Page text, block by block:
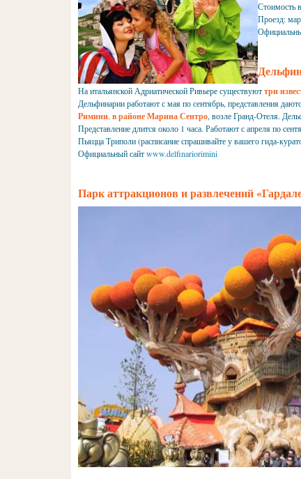
Стоимость
Проезд:
На итальянской Адриатической Ривьере существуюттри
Дельфинарии работают с мая по сентябрь, представления
Римини, в районе Марина Сентро, возле Гранд-Отеля.
Представление длится около 1 часа. Работают с апреля по
Пьяцца Триполи (расписание спрашивайте у вашего гида-
Официальный сайтwww.delfinariorimini
Парк аттракционов и развлечений